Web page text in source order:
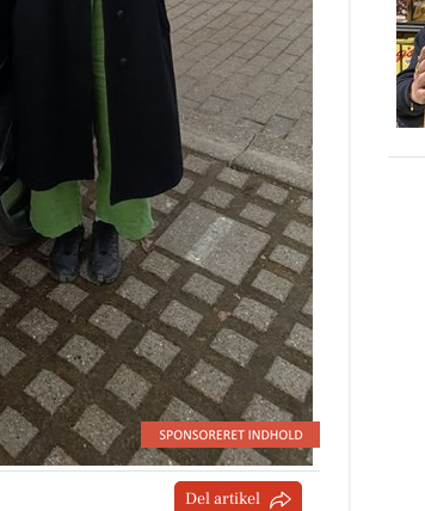
Del artikel